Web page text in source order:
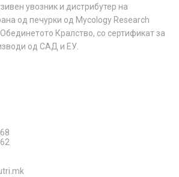
увозник и дистрибутер на
од печурки од Mycology Research
Кралство, со сертификат за
од САД и ЕУ.